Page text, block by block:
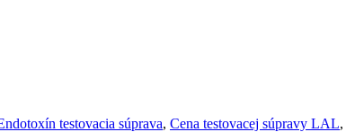
testovacia súprava, Cena testovacej súpravy LAL,